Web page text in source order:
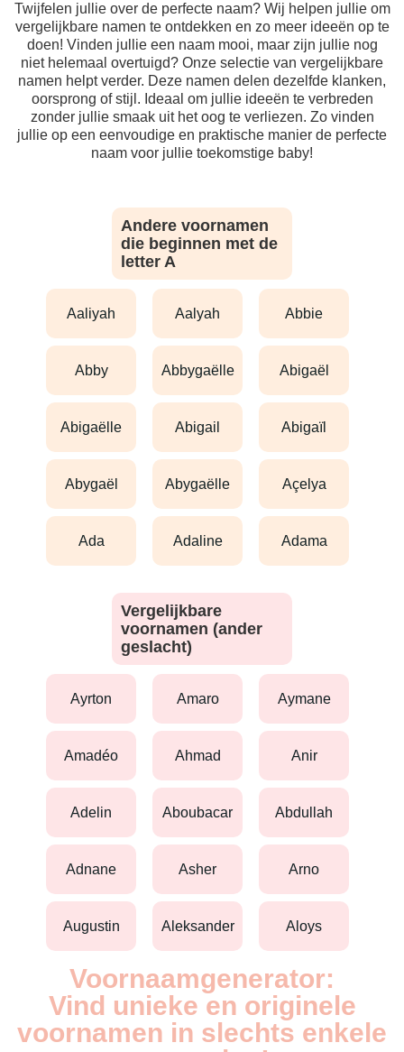
Twijfelen jullie over de perfecte naam? Wij helpen jullie om
vergelijkbare namen te ontdekken en zo meer ideeën op te
doen! Vinden jullie een naam mooi, maar zijn jullie nog
niet helemaal overtuigd? Onze selectie van vergelijkbare
namen helpt verder. Deze namen delen dezelfde klanken,
oorsprong of stijl. Ideaal om jullie ideeën te verbreden
zonder jullie smaak uit het oog te verliezen. Zo vinden
jullie op een eenvoudige en praktische manier de perfecte
naam voor jullie toekomstige baby!
Andere voornamen
die beginnen met de
letter A
aaliyah aalyah abbie
abby abbygaëlle abigaël
abigaëlle abigail abigaïl
abygaël abygaëlle açelya
ada adaline adama
Vergelijkbare
voornamen (ander
geslacht)
ayrton amaro aymane
amadéo ahmad anir
adelin aboubacar abdullah
adnane asher arno
augustin aleksander aloys
Voornaamgenerator:
Vind unieke en originele
voornamen in slechts enkele